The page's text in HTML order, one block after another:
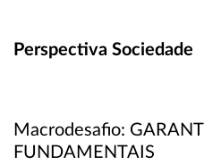
Perspectiva Sociedade
Macrodesafio:
FUNDAMENTAIS